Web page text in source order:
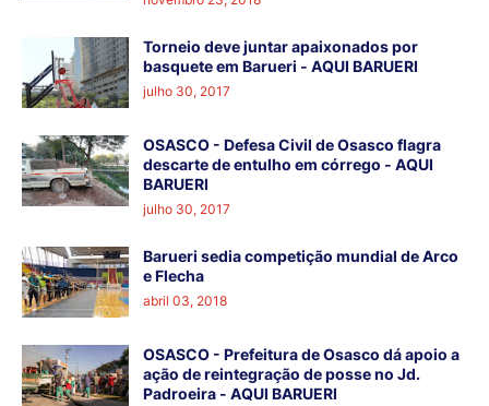
Torneio deve juntar apaixonados por
basquete em Barueri - AQUI BARUERI
julho 30, 2017
OSASCO - Defesa Civil de Osasco flagra
descarte de entulho em córrego - AQUI
BARUERI
julho 30, 2017
Barueri sedia competição mundial de Arco
e Flecha
abril 03, 2018
OSASCO - Prefeitura de Osasco dá apoio a
ação de reintegração de posse no Jd.
Padroeira - AQUI BARUERI